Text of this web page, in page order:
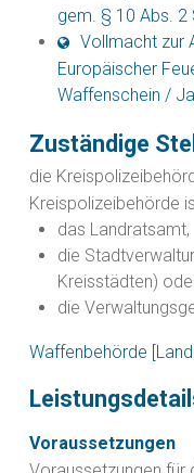
gem. § 10 Abs.
Vollmacht zur
Europäischer
Waffenschein /
Zuständige
die
Kreispolizeibehörde
das Landratsamt,
die
Kreisstädten)
die
Waffenbehörde
Voraussetzungen